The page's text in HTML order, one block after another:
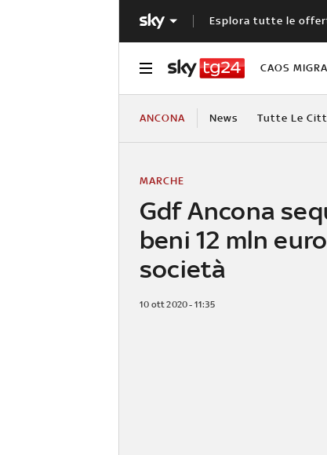
Esplora tutte le
CAOS
ANCONA News Tutte Le
Gdf Ancona
beni 12 mln
società
MARCHE
10 ott 2020 - 11:35